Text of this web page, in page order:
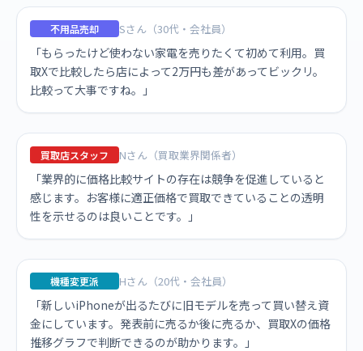
不用品売却 Sさん（30代・会社員）
「もらったけど使わない家電を売りたくて初めて利用。買
取Xで比較したら店によって2万円も差があってビックリ。
比較って大事ですね。」
買取店スタッフ Nさん（買取業界関係者）
「業界的に価格比較サイトの存在は競争を促進していると
感じます。お客様に適正価格で買取できていることの透明
性を示せるのは良いことです。」
機種変更派 Hさん（20代・会社員）
「新しいiPhoneが出るたびに旧モデルを売って買い替え資
金にしています。発表前に売るか後に売るか、買取Xの価格
推移グラフで判断できるのが助かります。」